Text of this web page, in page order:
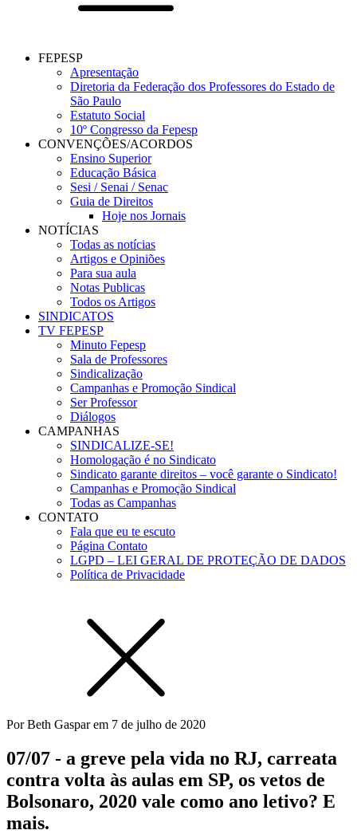
FEPESP
Apresentação
Diretoria da Federação dos Professores do Estado de
São Paulo
Estatuto Social
10º Congresso da Fepesp
CONVENÇÕES/ACORDOS
Ensino Superior
Educação Básica
Sesi / Senai / Senac
Guia de Direitos
Hoje nos Jornais
NOTÍCIAS
Todas as notícias
Artigos e Opiniões
Para sua aula
Notas Publicas
Todos os Artigos
SINDICATOS
TV FEPESP
Minuto Fepesp
Sala de Professores
Sindicalização
Campanhas e Promoção Sindical
Ser Professor
Diálogos
CAMPANHAS
SINDICALIZE-SE!
Homologação é no Sindicato
Sindicato garante direitos – você garante o Sindicato!
Campanhas e Promoção Sindical
Todas as Campanhas
CONTATO
Fala que eu te escuto
Página Contato
LGPD – LEI GERAL DE PROTEÇÃO DE DADOS
Política de Privacidade
PorBeth Gasparem 7 de julho de 2020
07/07 - a greve pela vida no RJ, carreata
contra volta às aulas em SP, os vetos de
Bolsonaro, 2020 vale como ano letivo? E
mais.